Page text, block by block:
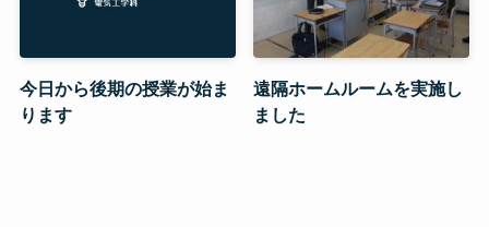
今日から後期の授業が始ま
ります
遠隔ホームルームを実施し
ました